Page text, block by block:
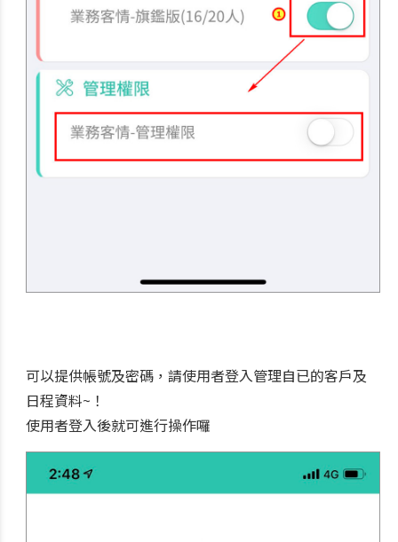
可以提供帳號及密碼，請使用者登入管理自已的客戶及
日程資料~！
使用者登入後就可進行操作囉